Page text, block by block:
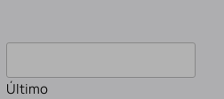
Último